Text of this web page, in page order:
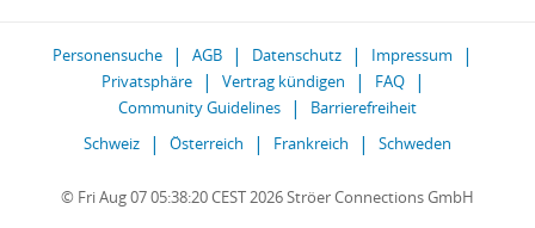
Personensuche AGB Datenschutz
Impressum
Privatsphäre
Vertrag kündigen
FAQ
Community Guidelines
Barrierefreiheit
Schweiz
Österreich Frankreich Schweden
© Fri Aug 07 05:38:20 CEST 2026 Ströer Connections GmbH